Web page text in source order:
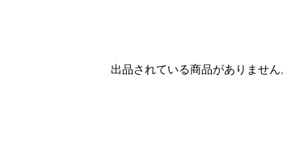
出品されている商品がありません